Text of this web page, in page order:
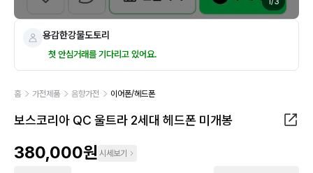
용감한강물도토리
첫 안심거래를 기다리고 있어요.
홈 가전제품 음향가전 이어폰/헤드폰
보스코리아 QC 울트라 2세대 헤드폰 미개봉
380,000원 시세보기